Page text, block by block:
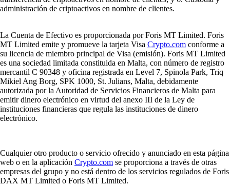
administración de criptoactivos en nombre de clientes.
La Cuenta de Efectivo es proporcionada por Foris MT Limited. Foris
MT Limited emite y promueve la tarjeta Visa Crypto.com conforme a
su licencia de miembro principal de Visa (emisión). Foris MT Limited
es una sociedad limitada constituida en Malta, con número de registro
mercantil C 90348 y oficina registrada en Level 7, Spinola Park, Triq
Mikiel Ang Borg, SPK 1000, St. Julians, Malta, debidamente
autorizada por la Autoridad de Servicios Financieros de Malta para
emitir dinero electrónico en virtud del anexo III de la Ley de
instituciones financieras que regula las instituciones de dinero
electrónico.
Cualquier otro producto o servicio ofrecido y anunciado en esta página
web o en la aplicación Crypto.com se proporciona a través de otras
empresas del grupo y no está dentro de los servicios regulados de Foris
DAX MT Limited o Foris MT Limited.